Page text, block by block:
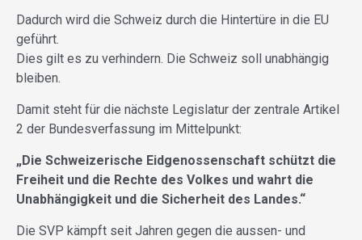
Dadurch wird die Schweiz durch die Hintertüre in die EU
geführt.
Dies gilt es zu verhindern. Die Schweiz soll unabhängig
bleiben.
Damit steht für die nächste Legislatur der zentrale Artikel
2 der Bundesverfassung im Mittelpunkt:
„Die Schweizerische Eidgenossenschaft schützt die
Freiheit und die Rechte des Volkes und wahrt die
Unabhängigkeit und die Sicherheit des Landes.“
Die SVP kämpft seit Jahren gegen die aussen- und